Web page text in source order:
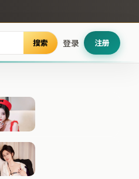
搜索 登录 注册